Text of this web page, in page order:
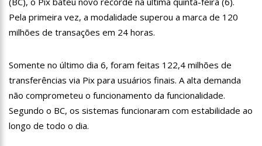
do Amazonas
22:31 Mulher mata o próprio marido a facadas após descobrir
09:06 David Almeida desce de carro na Boulevard e reafirma apoio
para Hissa Abrahão: ‘meu deputado federal’
13:31 A Vitória Do Empreendedorismo
09:04 BOMBA! Pastor é coagido por sistema político da Ieadam para
Pela primeira vez, a modalidade superou a marca de 120
milhões de transações em 24 horas.
Somente no último dia 6, foram feitas 122,4 milhões de
transferências via Pix para usuários finais. A alta demanda
não comprometeu o funcionamento da funcionalidade.
Segundo o BC, os sistemas funcionaram com estabilidade ao
longo de todo o dia.